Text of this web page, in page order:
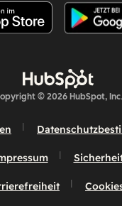
© 2026 HubSpot, Inc.